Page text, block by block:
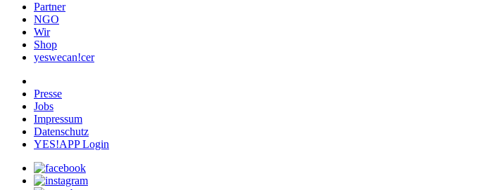
Partner
NGO
Wir
Shop
yeswecan!cer
Presse
Jobs
Impressum
Datenschutz
YES!APP Login